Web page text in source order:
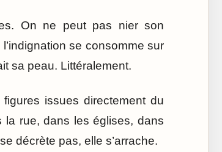
On ne peut pas nier son
se consomme sur
sa peau. Littéralement.
issues directement du
la rue, dans les églises, dans
décrète pas, elle s’arrache.